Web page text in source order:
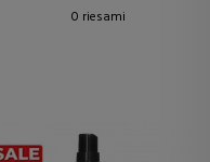
0 riesami